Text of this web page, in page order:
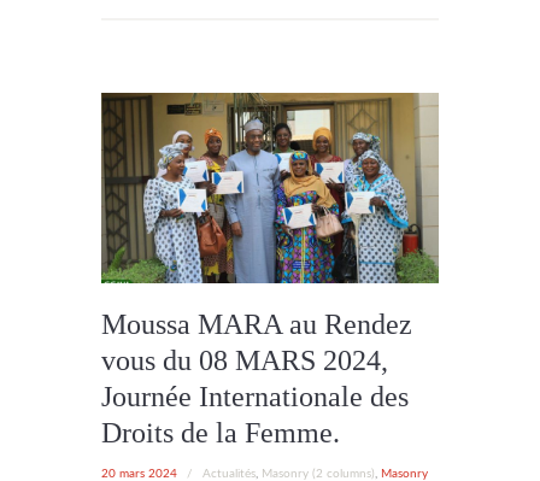
Moussa MARA au Rendez
vous du 08 MARS 2024,
Journée Internationale des
Droits de la Femme.
20 mars 2024 / Actualités Masonry (2 columns)
Masonry